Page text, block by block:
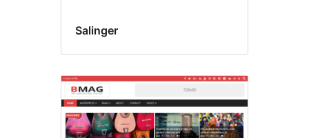
Salinger